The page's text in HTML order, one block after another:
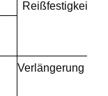
Reißfestigkeit
Verlängerung